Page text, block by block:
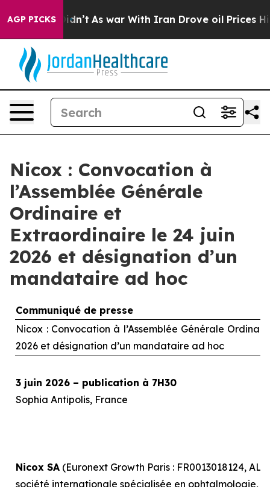
AGP PICKS
it Didn’t As war With Iran Drove oil Prices
Nicox : Convocation à
l’Assemblée Générale
Ordinaire et
Extraordinaire le 24 juin
2026 et désignation d’un
mandataire ad hoc
Communiqué de presse
Nicox : Convocation à l’Assemblée Générale
2026 et désignation d’un mandataire ad hoc
3 juin 2026 – publication à 7H30
Sophia Antipolis, France
Nicox SA (Euronext Growth Paris : FR0013018124,
société internationale spécialisée en ophtalmologie,